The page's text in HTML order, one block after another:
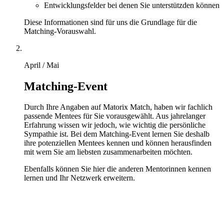
Entwicklungsfelder bei denen Sie unterstützden können
Diese Informationen sind für uns die Grundlage für die
Matching-Vorauswahl.
April / Mai
Matching-Event
Durch Ihre Angaben auf Matorix Match, haben wir fachlich
passende Mentees für Sie vorausgewählt. Aus jahrelanger
Erfahrung wissen wir jedoch, wie wichtig die persönliche
Sympathie ist. Bei dem Matching-Event lernen Sie deshalb
ihre potenziellen Mentees kennen und können herausfinden
mit wem Sie am liebsten zusammenarbeiten möchten.
Ebenfalls können Sie hier die anderen Mentorinnen kennen
lernen und Ihr Netzwerk erweitern.